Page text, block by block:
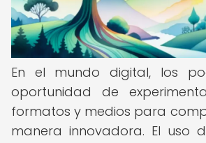
En el mundo digital, los
oportunidad de
formatos y medios para
manera innovadora. El uso